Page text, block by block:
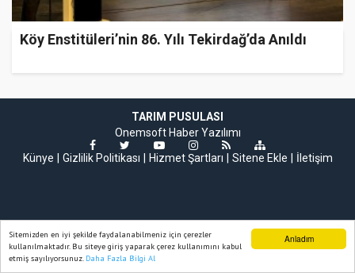
Anladım
Sitemizden en iyi şekilde faydalanabilmeniz için çerezler
kullanılmaktadır. Bu siteye giriş yaparak çerez kullanımını kabul
etmiş sayılıyorsunuz. Daha Fazla Bilgi Al
Köy Enstitüleri’nin 86. Yılı Tekirdağ’da Anıldı
TARIM PUSULASI
Onemsoft Haber Yazılımı
Künye
Gizlilik Politikası Hizmet Şartları Sitene Ekle İletişim
Ana Sayfa Web TV